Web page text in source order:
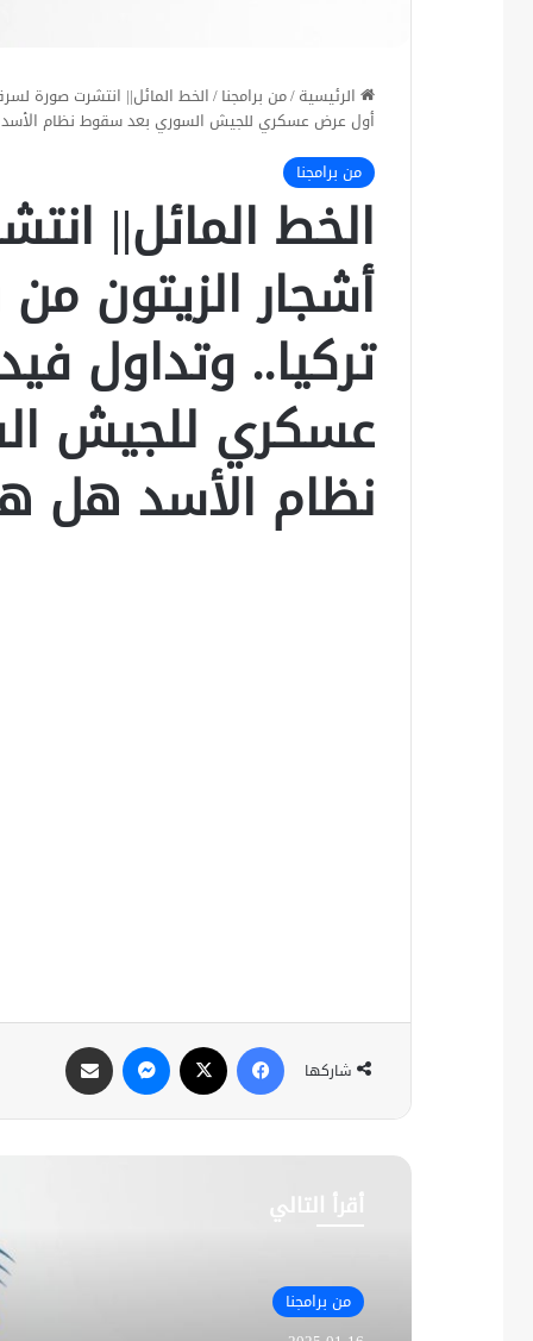
الرئيسية/من برامجنا/الخط المائل|| انتشرت صورة
أول عرض عسكري للجيش السوري بعد سقوط نظام الأسد
من برامجنا
الخط المائل||
أشجار الزيتون
تركيا.. وتداول
عسكري للجيش
نظام الأسد هل
شاركها
فيسبوك ماسنجر
أقرأ التالي
من برامجنا